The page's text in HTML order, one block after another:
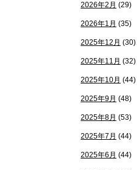
2026年2月 (29)
2026年1月 (35)
2025年12月 (30)
2025年11月 (32)
2025年10月 (44)
2025年9月 (48)
2025年8月 (53)
2025年7月 (44)
2025年6月 (44)